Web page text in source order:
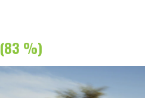
%)